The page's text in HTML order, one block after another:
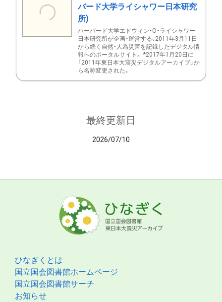
バード大学ライシャワー日本研究
所)
ハーバード大学エドウィン・O・ライシャワー
日本研究所が企画・運営する、2011年3月11日
から続く自然・人為災害を記録したデジタル情
報へのポータルサイト。 *2017年1月20日に
「2011年東日本大震災デジタルアーカイブ」か
ら名称変更された。
最終更新日
2026/07/10
ひなぎくとは
国立国会図書館ホームページ
国立国会図書館サーチ
お知らせ